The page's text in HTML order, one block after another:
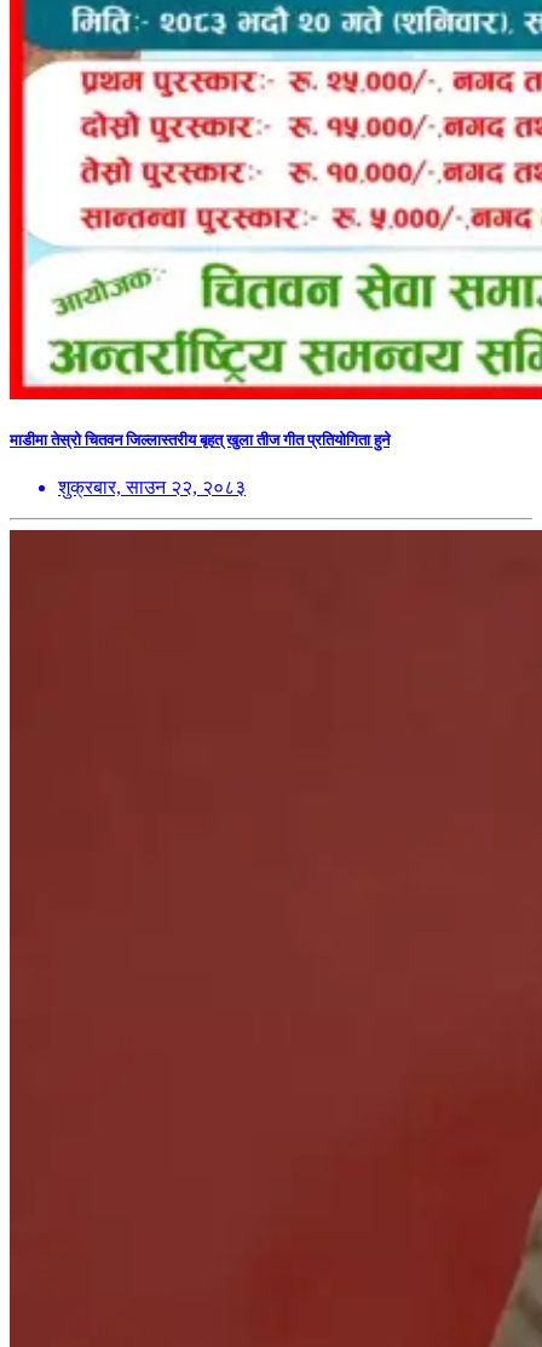
माडीमा तेस्रो चितवन जिल्लास्तरीय बृहत् खुला तीज गीत प्रतियोगिता हुने
शुक्रबार, साउन २२, २०८३